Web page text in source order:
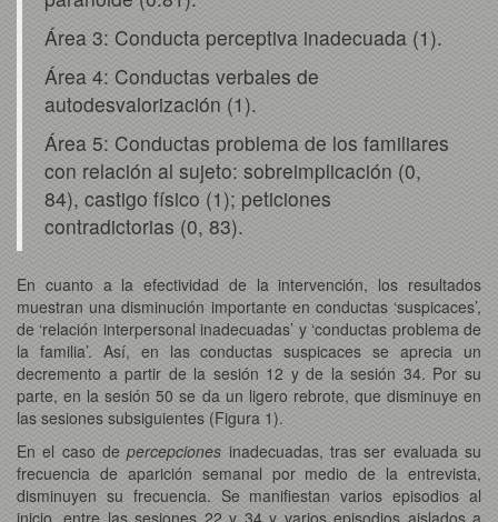
Área 3: Conducta perceptiva inadecuada (1).
Área 4: Conductas verbales de
autodesvalorización (1).
Área 5: Conductas problema de los familiares
con relación al sujeto: sobreimplicación (0,
84), castigo físico (1); peticiones
contradictorias (0, 83).
En cuanto a la efectividad de la intervención, los resultados
muestran una disminución importante en conductas ‘suspicaces’,
de ‘relación interpersonal inadecuadas’ y ‘conductas problema de
la familia’. Así, en las conductas suspicaces se aprecia un
decremento a partir de la sesión 12 y de la sesión 34. Por su
parte, en la sesión 50 se da un ligero rebrote, que disminuye en
las sesiones subsiguientes (Figura 1).
En el caso depercepciones inadecuadas, tras ser evaluada su
frecuencia de aparición semanal por medio de la entrevista,
disminuyen su frecuencia. Se manifiestan varios episodios al
inicio, entre las sesiones 22 y 34 y varios episodios aislados a